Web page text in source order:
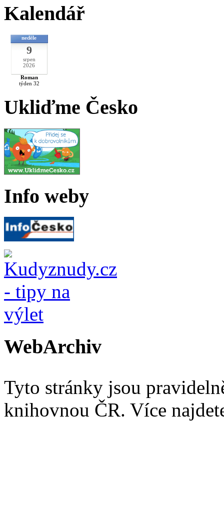
Kalendář
neděle
9
srpen
2026
Roman
týden 32
Ukliďme Česko
Info weby
WebArchiv
Tyto stránky jsou
knihovnou ČR. Více